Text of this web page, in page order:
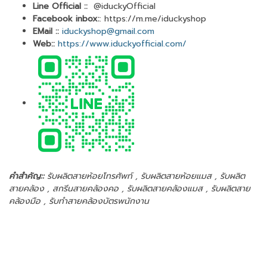
Line Official :: @iduckyOfficial
Facebook inbox:: https://m.me/iduckyshop
EMail :: iduckyshop@gmail.com
Web:: https://www.iduckyofficial.com/
คำสำคัญ::รับผลิตสายห้อยโทรศัพท์ , รับผลิตสายห้อยแมส , รับผลิต
สายคล้อง , สกรีนสายคล้องคอ , รับผลิตสายคล้องแมส , รับผลิตสาย
คล้องมือ , รับทำสายคล้องบัตรพนักงาน